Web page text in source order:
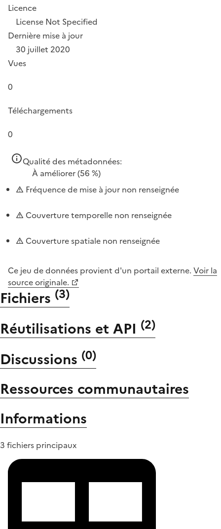
Licence
License Not Specified
Dernière mise à jour
30 juillet 2020
Vues
0
Téléchargements
0
Qualité des métadonnées:
À améliorer(56 %)
Fréquence de mise à jour non renseignée
Couverture temporelle non renseignée
Couverture spatiale non renseignée
Ce jeu de données provient d'un portail externe. Voir la
source originale.
Fichiers (3)
Réutilisations et API (2)
Discussions (0)
Ressources communautaires
Informations
3 fichiers principaux